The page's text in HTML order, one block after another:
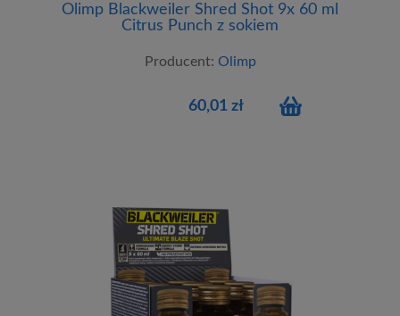
Olimp Blackweiler Shred Shot 9x 60 ml
Citrus Punch z sokiem
Producent: Olimp
60,01 zł